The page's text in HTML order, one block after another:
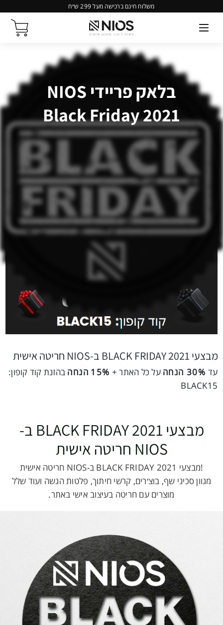
משלוח חינם ברכישה מעל 299 ש״ח
בלאק פריידי NIOS
Black Friday 2021
מבצעי BLACK FRIDAY 2021 ב-NIOS חריטה אישית
עד 30% הנחה על כל האתר + 15% הנחה בהזנת קוד קופון:
BLACK15
מבצעי BLACK FRIDAY 2021 ב-
NIOS חריטה אישית
!מבצעי BLACK FRIDAY 2021 ב-NIOS חריטה אישית
מגוון סכיני שף, בוצ׳רים, קרשי חיתוך, פלטות הגשה ועוד שלל
מוצרים עם חריטה בעיצוב אישי באתר.